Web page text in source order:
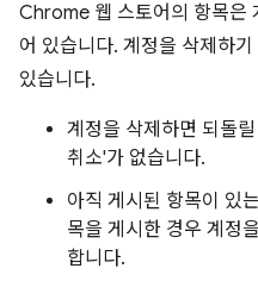
Chrome 웹 스토어의 항목은
어 있습니다. 계정을 삭제하
있습니다.
계정을 삭제하면 되돌
취소'가 없습니다.
아직 게시된 항목이 있
목을 게시한 경우 계정
합니다.